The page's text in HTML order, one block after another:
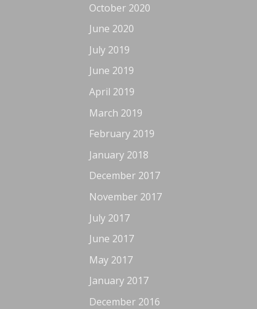
October 2020
June 2020
July 2019
June 2019
April 2019
March 2019
February 2019
January 2018
December 2017
November 2017
July 2017
June 2017
May 2017
January 2017
December 2016